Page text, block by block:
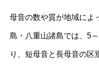
母音の数や質が地域によ
島・八重山諸島では、5
り、短母音と長母音の区